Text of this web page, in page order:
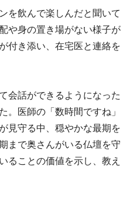
を飲んで楽しんだと聞いて
や身の置き場がない様子が
付き添い、在宅医と連絡を
会話ができるようになった
。医師の「数時間ですね」
見守る中、穏やかな最期を
まで奥さんがいる仏壇を守
ることの価値を示し、教え